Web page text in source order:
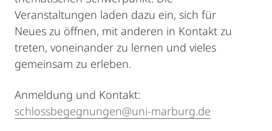
Veranstaltungen laden dazu ein, sich für
Neues zu öffnen, mit anderen in Kontakt zu
treten, voneinander zu lernen und vieles
gemeinsam zu erleben.
Anmeldung und Kontakt:
schlossbegegnungen@uni-marburg.de